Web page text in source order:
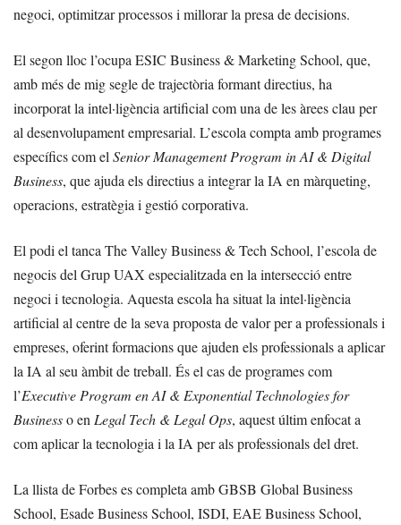
negoci, optimitzar processos i millorar la presa de decisions.
El segon lloc l’ocupa ESIC Business & Marketing School, que,
amb més de mig segle de trajectòria formant directius, ha
incorporat la intel·ligència artificial com una de les àrees clau per
al desenvolupament empresarial. L’escola compta amb programes
específics com el Senior Management Program in AI & Digital
Business, que ajuda els directius a integrar la IA en màrqueting,
operacions, estratègia i gestió corporativa.
El podi el tanca The Valley Business & Tech School, l’escola de
negocis del Grup UAX especialitzada en la intersecció entre
negoci i tecnologia. Aquesta escola ha situat la intel·ligència
artificial al centre de la seva proposta de valor per a professionals i
empreses, oferint formacions que ajuden els professionals a aplicar
la IA al seu àmbit de treball. És el cas de programes com
l’Executive Program en AI & Exponential Technologies for
Businesso en Legal Tech & Legal Ops, aquest últim enfocat a
com aplicar la tecnologia i la IA per als professionals del dret.
La llista de Forbes es completa amb GBSB Global Business
School, Esade Business School, ISDI, EAE Business School,